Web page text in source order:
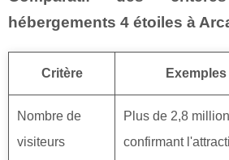
hébergements 4 étoiles à
Critère
Nombre de
visiteurs
Plus de 2,8
confirmant